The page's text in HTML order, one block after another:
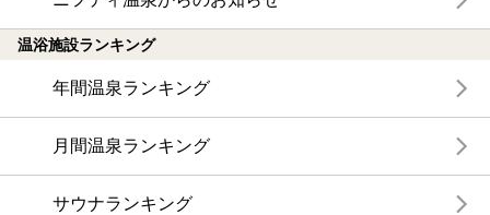
温浴施設ランキング
年間温泉ランキング
月間温泉ランキング
サウナランキング